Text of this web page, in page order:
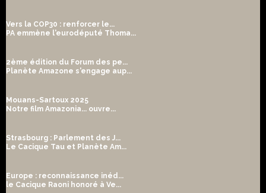
Vers la COP30 : renforcer le...
PA emmène l'eurodéputé Thoma...
2ème édition du Forum des pe...
Planète Amazone s'engage aup...
Mouans-Sartoux 2025
Notre film Amazonia... ouvre...
Strasbourg : Parlement des J...
Le Cacique Tau et Planète Am...
Europe : reconnaissance inéd...
le Cacique Raoni honoré à Ve...